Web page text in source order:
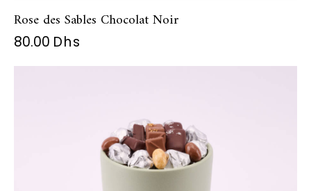
Rose des Sables Chocolat Noir
80.00 Dhs